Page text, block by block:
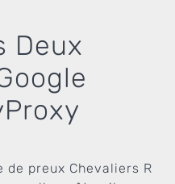
Deux
preux Chevaliers R